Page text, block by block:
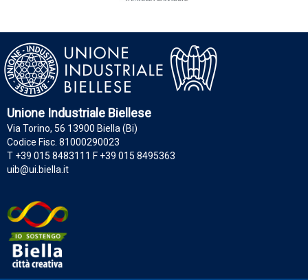
Unione Industriale Biellese
Via Torino, 56 13900 Biella (Bi)
Codice Fisc. 81000290023
T +39 015 8483111 F +39 015 8495363
uib@ui.biella.it